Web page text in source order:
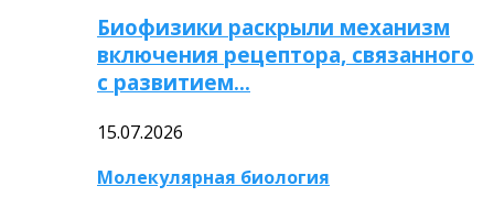
Биофизики раскрыли механизм
включения рецептора, связанного
с развитием…
15.07.2026
Молекулярная биология